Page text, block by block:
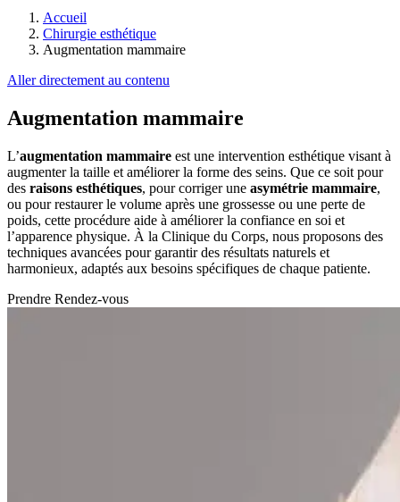
Accueil
Chirurgie esthétique
Augmentation mammaire
Aller directement au contenu
Augmentation mammaire
L’augmentation mammaire est une intervention esthétique visant à
augmenter la taille et améliorer la forme des seins. Que ce soit pour
des raisons esthétiques, pour corriger une asymétrie mammaire,
ou pour restaurer le volume après une grossesse ou une perte de
poids, cette procédure aide à améliorer la confiance en soi et
l’apparence physique. À la Clinique du Corps, nous proposons des
techniques avancées pour garantir des résultats naturels et
harmonieux, adaptés aux besoins spécifiques de chaque patiente.
Prendre Rendez-vous